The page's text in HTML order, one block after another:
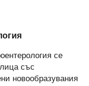
се
със
новообразувания